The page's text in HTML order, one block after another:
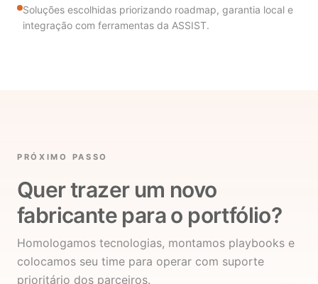
Soluções escolhidas priorizando roadmap, garantia local e
integração com ferramentas da ASSIST.
PRÓXIMO PASSO
Quer trazer um novo
fabricante para o portfólio?
Homologamos tecnologias, montamos playbooks e
colocamos seu time para operar com suporte
prioritário dos parceiros.